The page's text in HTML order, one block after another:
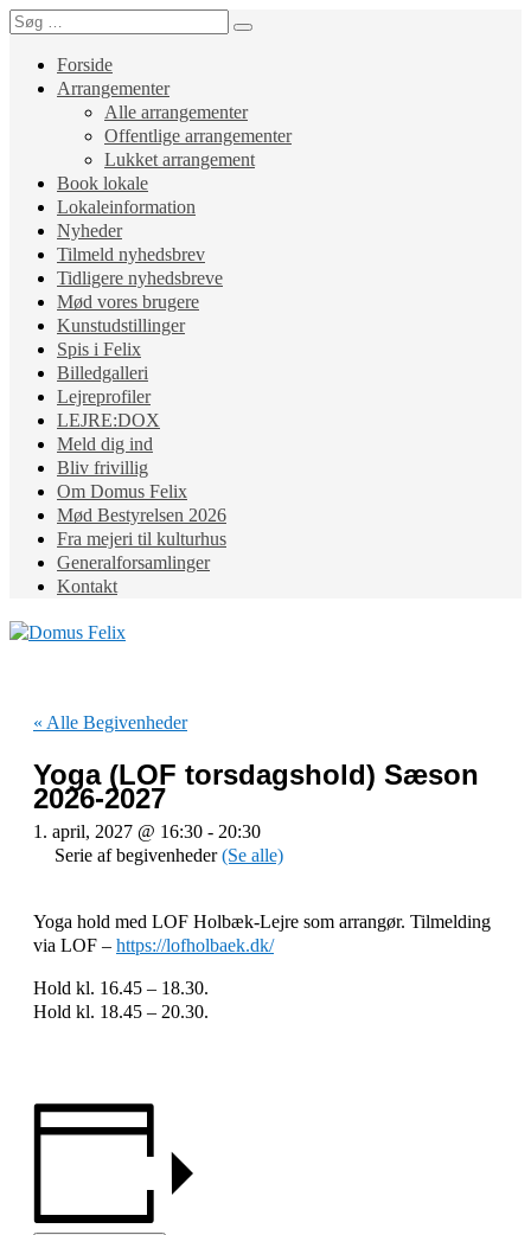
Forside
Arrangementer
Alle arrangementer
Offentlige arrangementer
Lukket arrangement
Book lokale
Lokaleinformation
Nyheder
Tilmeld nyhedsbrev
Tidligere nyhedsbreve
Mød vores brugere
Kunstudstillinger
Spis i Felix
Billedgalleri
Lejreprofiler
LEJRE:DOX
Meld dig ind
Bliv frivillig
Om Domus Felix
Mød Bestyrelsen 2026
Fra mejeri til kulturhus
Generalforsamlinger
Kontakt
« Alle Begivenheder
Yoga (LOF torsdagshold) Sæson
2026-2027
1. april, 2027 @ 16:30 - 20:30
Serie af begivenheder(Se alle)
Yoga hold med LOF Holbæk-Lejre som arrangør. Tilmelding
via LOF – https://lofholbaek.dk/
Hold kl. 16.45 – 18.30.
Hold kl. 18.45 – 20.30.